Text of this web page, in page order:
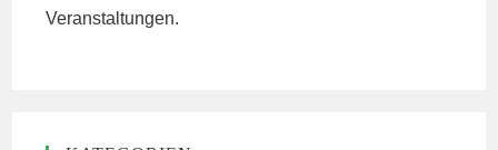
Veranstaltungen.